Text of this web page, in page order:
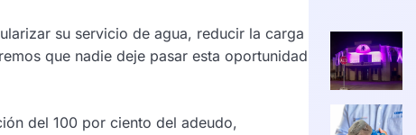
su servicio de agua, reducir la carga
que nadie deje pasar esta oportunidad
del 100 por ciento del adeudo,